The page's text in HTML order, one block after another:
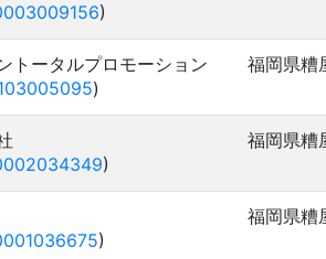
)
トータルプロモーション
)
福岡県糟
)
福岡県糟
)
福岡県糟